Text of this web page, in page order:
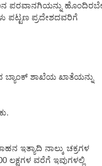
ಪಟ್ಟಣ ಪ್ರದೇಶದವರಿಗೆ
ಬ್ಯಾಂಕ್ ಶಾಖೆಯ ಖಾತೆಯನ್ನು
ಇತ್ಯಾದಿ ನಾಲ್ಕು ಚಕ್ರಗಳ
ಲಕ್ಷಗಳ ವರೆಗೆ ಇವುಗಳಲ್ಲಿ